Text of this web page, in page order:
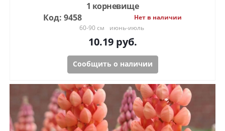
1 корневище
Код: 9458
Нет в наличии
60-90 см
июнь-июль
10.19руб.
Сообщить о наличии